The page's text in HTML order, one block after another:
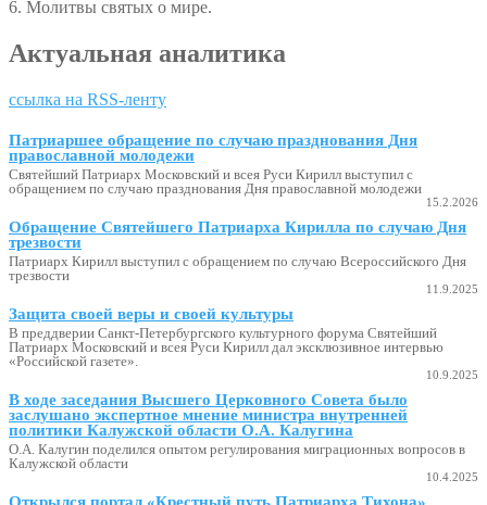
6. Молитвы святых о мире.
Актуальная аналитика
ссылка на RSS-ленту
Патриаршее обращение по случаю празднования Дня
православной молодежи
Святейший Патриарх Московский и всея Руси Кирилл выступил с
обращением по случаю празднования Дня православной молодежи
15.2.2026
Обращение Святейшего Патриарха Кирилла по случаю Дня
трезвости
Патриарх Кирилл выступил с обращением по случаю Всероссийского Дня
трезвости
11.9.2025
Защита своей веры и своей культуры
В преддверии Санкт-Петербургского культурного форума Святейший
Патриарх Московский и всея Руси Кирилл дал эксклюзивное интервью
«Российской газете».
10.9.2025
В ходе заседания Высшего Церковного Совета было
заслушано экспертное мнение министра внутренней
политики Калужской области О.А. Калугина
О.А. Калугин поделился опытом регулирования миграционных вопросов в
Калужской области
10.4.2025